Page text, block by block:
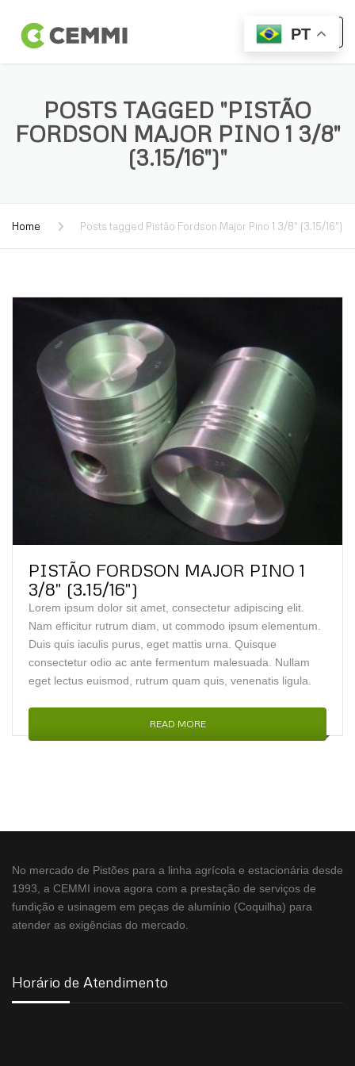
POSTS TAGGED "PISTÃO
FORDSON MAJOR PINO 1 3/8″
(3.15/16″)"
Home Posts tagged Pistão Fordson Major Pino 1 3/8″ (3.15/16″)
PISTÃO FORDSON MAJOR PINO 1
3/8″ (3.15/16″)
Lorem ipsum dolor sit amet, consectetur adipiscing elit.
Nam efficitur rutrum diam, ut commodo ipsum elementum.
Duis quis iaculis purus, eget mattis urna. Quisque
consectetur odio ac ante fermentum malesuada. Nullam
eget lectus euismod, rutrum quam quis, venenatis ligula.
READ MORE
No mercado de Pistões para a linha agrícola e estacionária desde
1993, a CEMMI inova agora com a prestação de serviços de
fundição e usinagem em peças de alumínio (Coquilha) para
atender as exigências do mercado.
Horário de Atendimento
PT